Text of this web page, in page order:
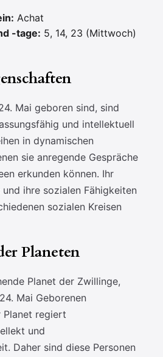
Achat
-tage: 5, 14, 23 (Mittwoch)
Mai geboren sind, sind
und intellektuell
in dynamischen
sie anregende Gespräche
erkunden können. Ihr
ihre sozialen Fähigkeiten
sozialen Kreisen
Planeten
Planet der Zwillinge,
Mai Geborenen
Planet regiert
und
Daher sind diese Personen